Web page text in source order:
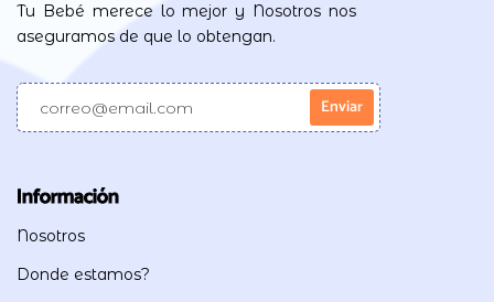
Tu Bebé merece lo mejor y Nosotros nos
aseguramos de que lo obtengan.
Información
Nosotros
Donde estamos?